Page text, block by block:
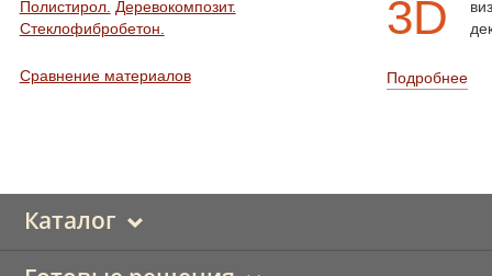
3D
Подробнее
Полистирол. Деревокомпозит.
Стеклофибробетон.
Сравнение материалов
Каталог